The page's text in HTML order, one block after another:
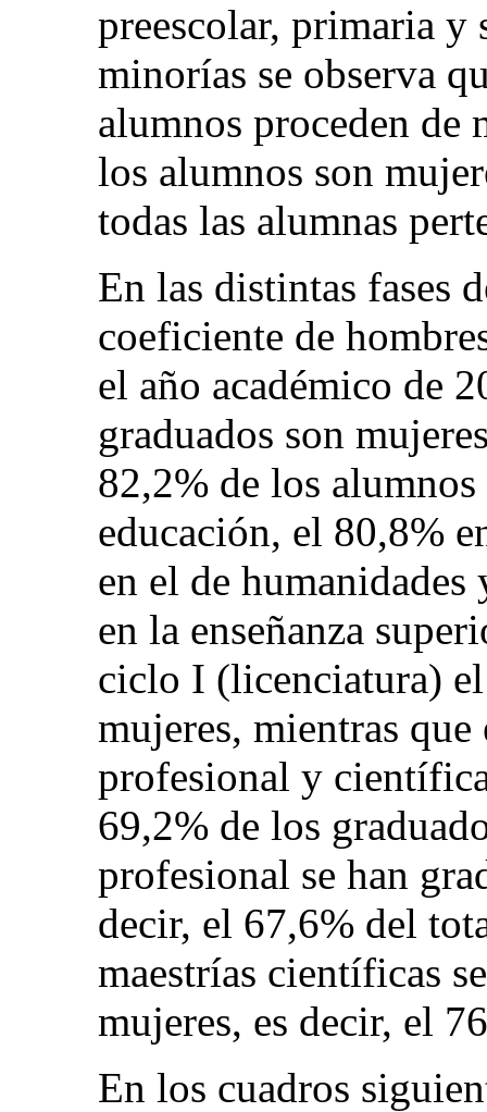
preescolar, primaria y
minorías se observa
alumnos proceden de
los alumnos son
todas las alumnas
En las distintas fases
coeficiente de
el año académico de
graduados son
82,2% de los
educación, el 80,8%
en el de humanidades
en la enseñanza
ciclo I (licenciatura)
mujeres, mientras
profesional y
69,2% de los
profesional se han
decir, el 67,6% del
maestrías científicas
mujeres, es decir, el
En los cuadros